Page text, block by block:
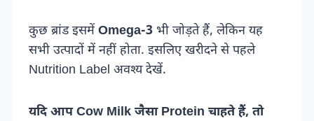
कुछ ब्रांड इसमें Omega-3भी जोड़ते हैं, लेकिन यह
सभी उत्पादों में नहीं होता. इसलिए खरीदने से पहले
Nutrition Label अवश्य देखें.
यदि आप Cow Milk जैसा Protein चाहते हैं, तो